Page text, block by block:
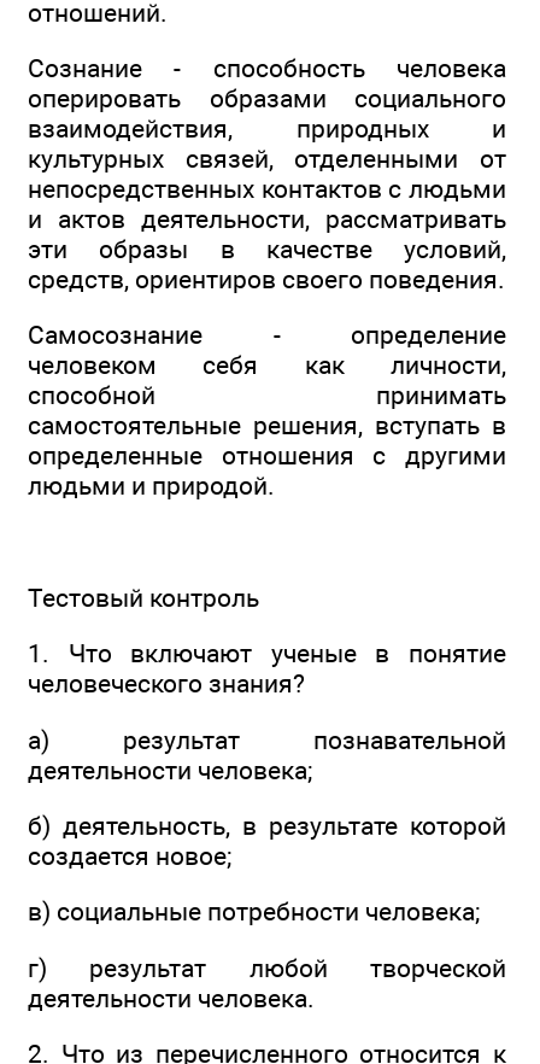
отношений.
Сознание - способность человека
оперировать образами социального
взаимодействия, природных и
культурных связей, отделенными от
непосредственных контактов с людьми
и актов деятельности, рассматривать
эти образы в качестве условий,
средств, ориентиров своего поведения.
Самосознание - определение
человеком себя как личности,
способной принимать
самостоятельные решения, вступать в
определенные отношения с другими
людьми и природой.
Тестовый контроль
1. Что включают ученые в понятие
человеческого знания?
а) результат познавательной
деятельности человека;
б) деятельность, в результате которой
создается новое;
в) социальные потребности человека;
г) результат любой творческой
деятельности человека.
2. Что из перечисленного относится к